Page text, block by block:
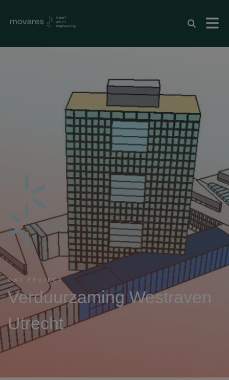
ONS PROJECT
Verduurzaming Westraven
Utrecht